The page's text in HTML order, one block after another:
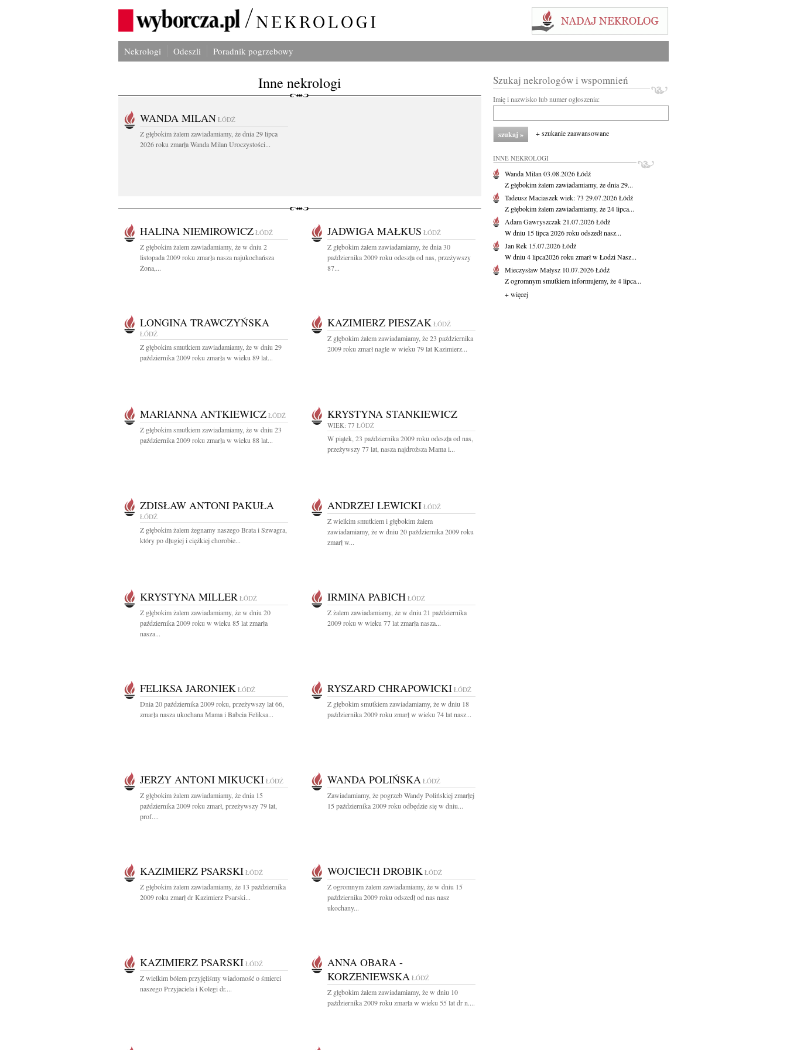
Nekrologi Odeszli Poradnik pogrzebowy
Inne nekrologi
WANDA MILAN ŁÓDŹ
Z głębokim żalem zawiadamiamy, że dnia 29 lipca
2026 roku zmarła Wanda Milan Uroczystości...
HALINA NIEMIROWICZ ŁÓDŹ
Z głębokim żalem zawiadamiamy, że w dniu 2
listopada 2009 roku zmarła nasza najukochańsza
Żona,...
JADWIGA MAŁKUS ŁÓDŹ
Z głębokim żalem zawiadamiamy, że dnia 30
października 2009 roku odeszła od nas, przeżywszy
87...
LONGINA TRAWCZYŃSKA
ŁÓDŹ
Z głębokim smutkiem zawiadamiamy, że w dniu 29
października 2009 roku zmarła w wieku 89 lat...
KAZIMIERZ PIESZAK ŁÓDŹ
Z głębokim żalem zawiadamiamy, że 23 października
2009 roku zmarł nagle w wieku 79 lat Kazimierz...
MARIANNA ANTKIEWICZ ŁÓDŹ
Z głębokim smutkiem zawiadamiamy, że w dniu 23
października 2009 roku zmarła w wieku 88 lat...
KRYSTYNA STANKIEWICZ
WIEK: 77 ŁÓDŹ
W piątek, 23 października 2009 roku odeszła od nas,
przeżywszy 77 lat, nasza najdroższa Mama i...
ZDISŁAW ANTONI PAKUŁA
ŁÓDŹ
Z głębokim żalem żegnamy naszego Brata i Szwagra,
który po długiej i ciężkiej chorobie...
ANDRZEJ LEWICKI ŁÓDŹ
Z wielkim smutkiem i głębokim żalem
zawiadamiamy, że w dniu 20 października 2009 roku
zmarł w...
KRYSTYNA MILLER ŁÓDŹ
Z głębokim żalem zawiadamiamy, że w dniu 20
października 2009 roku w wieku 85 lat zmarła
nasza...
IRMINA PABICH ŁÓDŹ
Z żalem zawiadamiamy, że w dniu 21 października
2009 roku w wieku 77 lat zmarła nasza...
FELIKSA JARONIEK ŁÓDŹ
Dnia 20 października 2009 roku, przeżywszy lat 66,
zmarła nasza ukochana Mama i Babcia Feliksa...
RYSZARD CHRAPOWICKI ŁÓDŹ
Z głębokim smutkiem zawiadamiamy, że w dniu 18
października 2009 roku zmarł w wieku 74 lat nasz...
JERZY ANTONI MIKUCKI ŁÓDŹ
Z głębokim żalem zawiadamiamy, że dnia 15
października 2009 roku zmarł, przeżywszy 79 lat,
prof....
WANDA POLIŃSKA ŁÓDŹ
Zawiadamiamy, że pogrzeb Wandy Polińskiej zmarłej
15 października 2009 roku odbędzie się w dniu...
KAZIMIERZ PSARSKI ŁÓDŹ
Z głębokim żalem zawiadamiamy, że 13 października
2009 roku zmarł dr Kazimierz Psarski...
WOJCIECH DROBIK ŁÓDŹ
Z ogromnym żalem zawiadamiamy, że w dniu 15
października 2009 roku odszedł od nas nasz
ukochany...
KAZIMIERZ PSARSKI ŁÓDŹ
Z wielkim bólem przyjęliśmy wiadomość o śmierci
naszego Przyjaciela i Kolegi dr....
ANNA OBARA -
KORZENIEWSKA ŁÓDŹ
Z głębokim żalem zawiadamiamy, że w dniu 10
października 2009 roku zmarła w wieku 55 lat dr n....
Szukaj nekrologów i wspomnień
Imię i nazwisko lub numer ogłoszenia:
+ szukanie zaawansowane
INNE NEKROLOGI
Wanda Milan 03.08.2026Łódź
Z głębokim żalem zawiadamiamy, że dnia 29...
Tadeusz Maciaszekwiek: 73 29.07.2026Łódź
Z głębokim żalem zawiadamiamy, że 24 lipca...
Adam Gawryszczak21.07.2026Łódź
W dniu 15 lipca 2026 roku odszedł nasz...
Jan Rek 15.07.2026Łódź
W dniu 4 lipca2026 roku zmarł w Łodzi Nasz...
Mieczysław Małysz 10.07.2026Łódź
Z ogromnym smutkiem informujemy, że 4 lipca...
+ więcej